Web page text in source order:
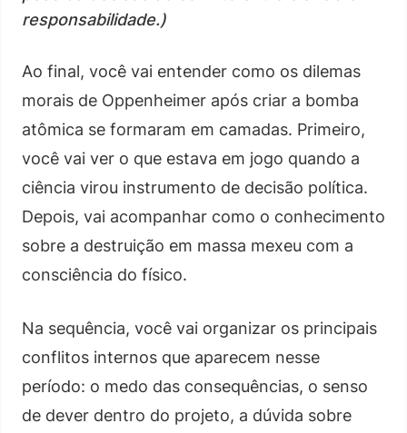
responsabilidade.)
Ao final, você vai entender como os dilemas
morais de Oppenheimer após criar a bomba
atômica se formaram em camadas. Primeiro,
você vai ver o que estava em jogo quando a
ciência virou instrumento de decisão política.
Depois, vai acompanhar como o conhecimento
sobre a destruição em massa mexeu com a
consciência do físico.
Na sequência, você vai organizar os principais
conflitos internos que aparecem nesse
período: o medo das consequências, o senso
de dever dentro do projeto, a dúvida sobre